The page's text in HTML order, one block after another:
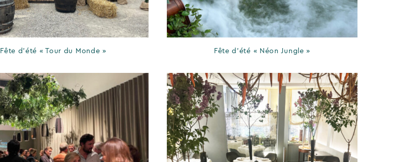
Fête d’été « Tour du Monde » Fête d’été « Néon Jungle »